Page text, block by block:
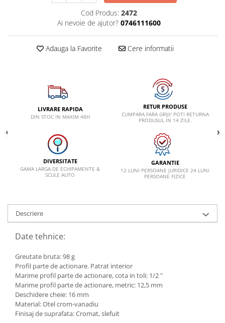
Mercedes-Benz
Porsche
Toyota
Volvo
VW
Scule pneumatice
Pistoale pneumatice
Alte Scule Pneumatice
Accesorii Pneumatice
Biax & slefuitor
Cod Produs: 2472
Ai nevoie de ajutor? 0746111600
Adauga la Favorite Cere informatii
LIVRARE RAPIDA
DIN STOC IN MAXIM 48H
RETUR PRODUSE
CUMPARA FARA GRIJI! POTI RETURNA
PRODUSUL IN 14 ZILE.
DIVERSITATE
GAMA LARGA DE ECHIPAMENTE &
SCULE AUTO
GARANTIE
12 LUNI PERSOANE JURIDICE 24 LUNI
PERSOANE FIZICE
Descriere
Date tehnice:
Greutate bruta: 98 g
Profil parte de actionare. Patrat interior
Marime profil parte de actionare, cota in toli: 1/2 "
Marime profil parte de actionare, metric: 12,5 mm
Deschidere cheie: 16 mm
Material: Otel crom-vanadiu
Finisaj de suprafata: Cromat, slefuit